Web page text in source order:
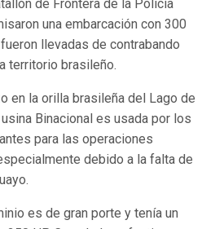
de Frontera de la Policía
una embarcación con 300
llevadas de contrabando
territorio brasileño.
en la orilla brasileña del Lago de
Binacional es usada por los
para las operaciones
debido a la falta de
es de gran porte y tenía un